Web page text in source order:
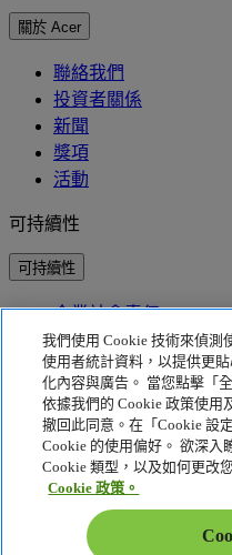
關於 Acer
聯絡我們
投資者關係
新聞
獎項
活動
可持續性
可持續性
企業社會責任
產品碳足跡
Project Humanity
Earthion
隱私權政策
Cookie 政策
法律聲明
可存取性政策
我們使用 Cookie 技術來偵測
使用者統計資料，以提供更
化內容與廣告。 當您點擊「
依據我們的 Cookie 政策使用
撤回此同意。在「Cookie 設
Cookie 的使用偏好。 欲深入
Cookie 類型，以及如何更改
Cookie 政策。